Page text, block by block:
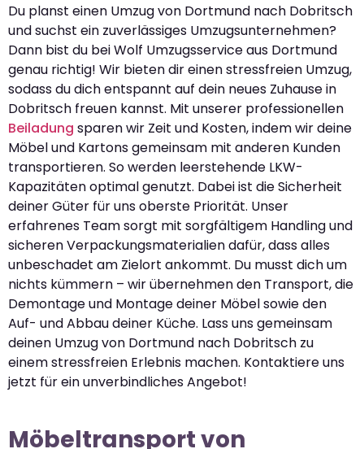
Du planst einen Umzug von Dortmund nach Dobritsch
und suchst ein zuverlässiges Umzugsunternehmen?
Dann bist du bei Wolf Umzugsservice aus Dortmund
genau richtig! Wir bieten dir einen stressfreien Umzug,
sodass du dich entspannt auf dein neues Zuhause in
Dobritsch freuen kannst. Mit unserer professionellen
Beiladung sparen wir Zeit und Kosten, indem wir deine
Möbel und Kartons gemeinsam mit anderen Kunden
transportieren. So werden leerstehende LKW-
Kapazitäten optimal genutzt. Dabei ist die Sicherheit
deiner Güter für uns oberste Priorität. Unser
erfahrenes Team sorgt mit sorgfältigem Handling und
sicheren Verpackungsmaterialien dafür, dass alles
unbeschadet am Zielort ankommt. Du musst dich um
nichts kümmern – wir übernehmen den Transport, die
Demontage und Montage deiner Möbel sowie den
Auf- und Abbau deiner Küche. Lass uns gemeinsam
deinen Umzug von Dortmund nach Dobritsch zu
einem stressfreien Erlebnis machen. Kontaktiere uns
jetzt für ein unverbindliches Angebot!
Möbeltransport von